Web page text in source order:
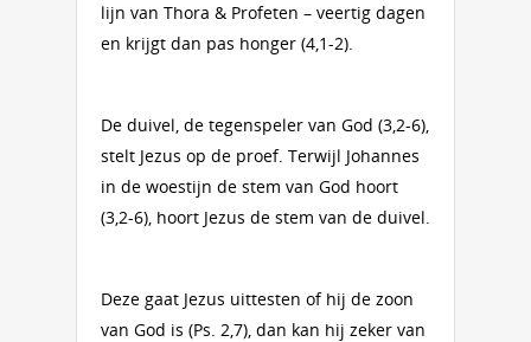
lijn van Thora & Profeten – veertig dagen
en krijgt dan pas honger (4,1-2).
De duivel, de tegenspeler van God (3,2-6),
stelt Jezus op de proef. Terwijl Johannes
in de woestijn de stem van God hoort
(3,2-6), hoort Jezus de stem van de duivel.
Deze gaat Jezus uittesten of hij de zoon
van God is (Ps. 2,7), dan kan hij zeker van